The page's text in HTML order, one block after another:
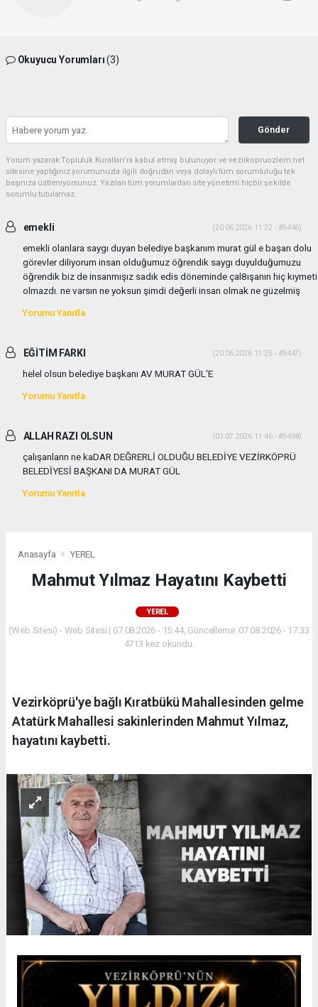
Okuyucu Yorumları(3)
Gönder
Yorum yazarak Topluluk Kuralları’nı kabul etmiş bulunuyor ve vezirkopruozlem.net
sitesine yaptığınız yorumunuzla ilgili doğrudan veya dolaylı tüm sorumluluğu tek
başınıza üstleniyorsunuz. Yazılan tüm yorumlardan site yönetimi hiçbir şekilde
sorumlu tutulamaz.
emekli (20.06.2026 11:22 - #9446)
emekli olanlara saygı duyan belediye başkanım murat gül e başarı dolu
görevler diliyorum insan olduğumuz öğrendik saygı duyulduğumuzu
öğrendik biz de insanmışız sadık edis döneminde çal8ışanın hiç kıymeti
olmazdı. ne varsın ne yoksun şimdi değerli insan olmak ne güzelmiş
Yorumu Yanıtla
EĞİTİM FARKI (20.06.2026 11:25 - #9447)
helel olsun belediye başkanı AV MURAT GÜL'E
Yorumu Yanıtla
ALLAH RAZI OLSUN (01.07.2026 11:46 - #9498)
çalışanların ne kaDAR DEĞRERLİ OLDUĞU BELEDİYE VEZİRKÖPRÜ
BELEDİYESİ BAŞKANI DA MURAT GÜL
Yorumu Yanıtla
Anasayfa YEREL
Mahmut Yılmaz Hayatını Kaybetti
YEREL
(Web Sitesi) - Web Sitesi | 07.08.2026 - 15:44, Güncelleme: 07.08.2026 - 17:33
4713 kez okundu.
Vezirköprü'ye bağlı Kıratbükü Mahallesinden gelme
Atatürk Mahallesi sakinlerinden Mahmut Yılmaz,
hayatını kaybetti.